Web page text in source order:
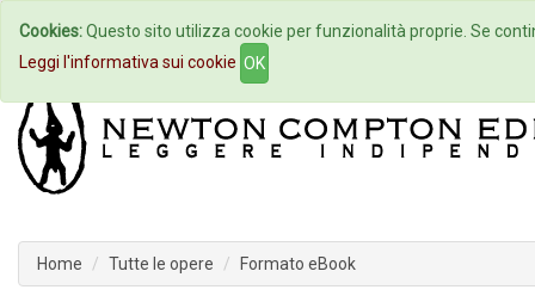
Home Autori Eventi
Home Tutte le opere Formato eBook
Cookies:Questo sito utilizza cookie per funzionalità proprie. Se
Leggi l'informativa sui cookie OK